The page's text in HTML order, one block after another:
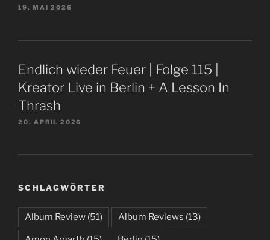
19. MAI 2026
Endlich wieder Feuer | Folge 115 |
Kreator Live in Berlin + A Lesson In
Thrash
20. APRIL 2026
SCHLAGWÖRTER
Album Review (51) Album Reviews (13)